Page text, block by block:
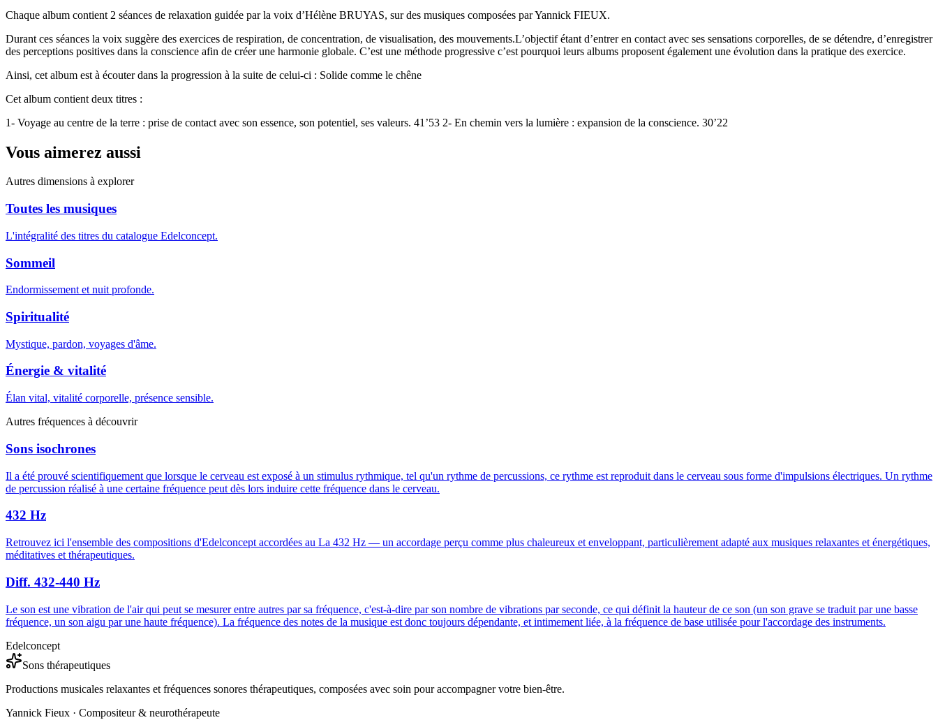
Chaque album contient 2 séances de relaxation guidée par la voix d’Hélène BRUYAS, sur des musiques composées par Yannick FIEUX.
Durant ces séances la voix suggère des exercices de respiration, de concentration, de visualisation, des mouvements.L’objectif étant d’entrer en contact avec ses sensations corporelles, de se détendre, d’enregistrer
des perceptions positives dans la conscience afin de créer une harmonie globale. C’est une méthode progressive c’est pourquoi leurs albums proposent également une évolution dans la pratique des exercice.
Ainsi, cet album est à écouter dans la progression à la suite de celui-ci : Solide comme le chêne
Cet album contient deux titres :
1- Voyage au centre de la terre : prise de contact avec son essence, son potentiel, ses valeurs. 41’53 2- En chemin vers la lumière : expansion de la conscience. 30’22
Vous aimerez aussi
Autres dimensions à explorer
Toutes les musiques
L'intégralité des titres du catalogue Edelconcept.
Sommeil
Endormissement et nuit profonde.
Spiritualité
Mystique, pardon, voyages d'âme.
Énergie & vitalité
Élan vital, vitalité corporelle, présence sensible.
Autres fréquences à découvrir
Sons isochrones
Il a été prouvé scientifiquement que lorsque le cerveau est exposé à un stimulus rythmique, tel qu'un rythme de percussions, ce rythme est reproduit dans le cerveau sous forme d'impulsions électriques. Un rythme
de percussion réalisé à une certaine fréquence peut dès lors induire cette fréquence dans le cerveau.
432 Hz
Retrouvez ici l'ensemble des compositions d'Edelconcept accordées au La 432 Hz — un accordage perçu comme plus chaleureux et enveloppant, particulièrement adapté aux musiques relaxantes et énergétiques,
méditatives et thérapeutiques.
Diff. 432-440 Hz
Le son est une vibration de l'air qui peut se mesurer entre autres par sa fréquence, c'est-à-dire par son nombre de vibrations par seconde, ce qui définit la hauteur de ce son (un son grave se traduit par une basse
fréquence, un son aigu par une haute fréquence). La fréquence des notes de la musique est donc toujours dépendante, et intimement liée, à la fréquence de base utilisée pour l'accordage des instruments.
Edelconcept
Sons thérapeutiques
Productions musicales relaxantes et fréquences sonores thérapeutiques, composées avec soin pour accompagner votre bien-être.
Yannick Fieux · Compositeur & neurothérapeute